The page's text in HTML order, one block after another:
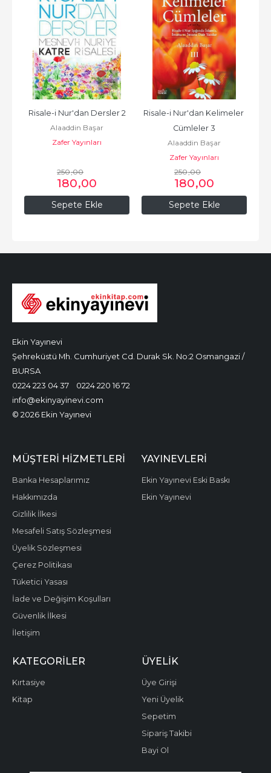
Sepete Ekle
Risale-i Nur'dan Dersler 2
Alaaddin Başar
Zafer Yayınları
250,00
180,00
Sepete Ekle
Risale-i Nur'dan Kelimeler
Cümleler 3
Alaaddin Başar
Zafer Yayınları
250,00
180,00
Ekin Yayınevi
Şehreküstü Mh. Cumhuriyet Cd. Durak Sk. No:2 Osmangazi /
BURSA
0224 223 04 37
0224 220 16 72
info@ekinyayinevi.com
© 2026 Ekin Yayınevi
MÜŞTERI HIZMETLERI
Banka Hesaplarımız
Hakkımızda
Gizlilik İlkesi
Mesafeli Satış Sözleşmesi
Üyelik Sözleşmesi
Çerez Politikası
Tüketici Yasası
İade ve Değişim Koşulları
Güvenlik İlkesi
İletişim
YAYINEVLERI
Ekin Yayınevi Eski Baskı
Ekin Yayınevi
KATEGORILER
Kırtasiye
Kitap
ÜYELIK
Üye Girişi
Yeni Üyelik
Sepetim
Sipariş Takibi
Bayi Ol